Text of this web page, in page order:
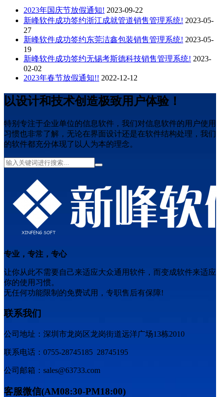
2023年国庆节放假通知! 2023-09-22
新峰软件成功签约浙江成就管道销售管理系统! 2023-05-
27
新峰软件成功签约东莞洁鑫包装销售管理系统! 2023-05-
19
新峰软件成功签约无锡考斯德科技销售管理系统! 2023-
02-02
2023年春节放假通知!! 2022-12-12
以设计和技术创造极致用户体验！
特别专注于企业单位的信息软件，我们对信息软件的用户使用
习惯也非常了解，无论在界面设计还是在软件结构处理，我们
的软件都充分体现了以人为本的理念。
专业，专注，专心
让你从此不需要自己来适应大众通用软件，而变成软件来适应
你的使用习惯。
无任何功能限制的免费试用，专职售后有保障!
联系我们
公司地址：深圳市龙岗区龙岗街道远洋广场13栋2010
联系电话：0755-28745185 28745195
公司邮箱：sales@63733.com
客服微信(AM08:30-PM18:00)